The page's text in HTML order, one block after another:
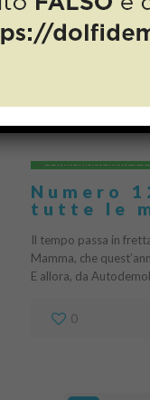
Cristina
sulle
0
Numero
tutte le
Il tempo passa in
Mamma, che
E allora, da
0